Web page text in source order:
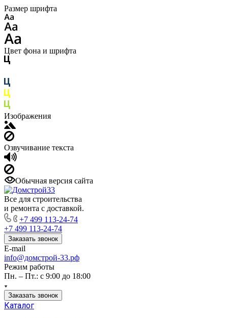
Размер шрифта
Цвет фона и шрифта
Изображения
Озвучивание текста
Обычная версия сайта
Все для строительства
и ремонта с доставкой.
+7 499 113-24-74
+7 499 113-24-74
Заказать звонок
E-mail
info@домстрой-33.рф
Режим работы
Пн. – Пт.: с 9:00 до 18:00
Заказать звонок
Каталог